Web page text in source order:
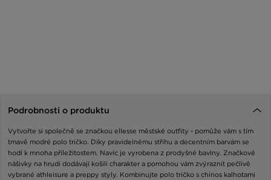
Podrobnosti o produktu
Vytvořte si společně se značkou ellesse městské outfity - pomůže vám s tím
tmavě modré polo tričko. Díky pravidelnému střihu a decentním barvám se
hodí k mnoha příležitostem. Navíc je vyrobena z prodyšné bavlny. Značkové
nášivky na hrudi dodávají košili charakter a pomohou vám zvýraznit pečlivě
vybrané athleisure a preppy styly. Kombinujte polo tričko s chinos kalhotami